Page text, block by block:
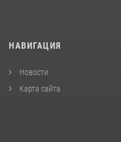
НАВИГАЦИЯ
Новости
Карта сайта